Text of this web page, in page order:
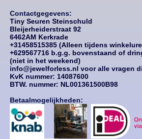
Contactgegevens:
Tiny Seuren Steinschuld
Bleijerheiderstraat 92
6462AM Kerkrade
+31458515385 (Alleen tijdens
+629567716 b.g.g. bovenstaand of
(niet in het weekend)
info@jewelforless.nl voor alle vragen
KvK nummer: 14087600
BTW. nummer: NL001361500B98
Betaalmogelijkheden: